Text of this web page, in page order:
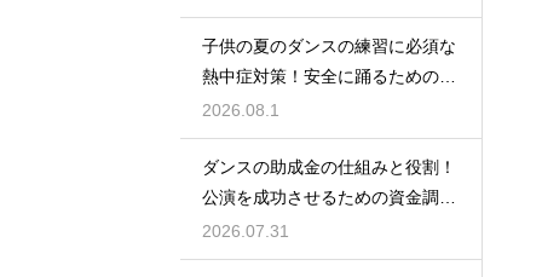
子供の夏のダンスの練習に必須な
熱中症対策！安全に踊るためのポ
イント
2026.08.1
ダンスの助成金の仕組みと役割！
公演を成功させるための資金調達
のノウハウ
2026.07.31